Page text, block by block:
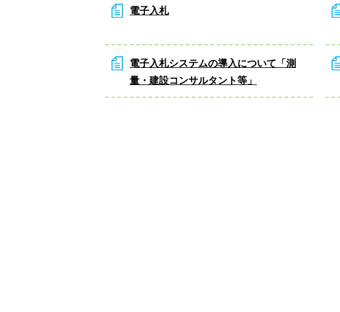
電子入札
電子入札システムの導入について「測
量・建設コンサルタント等」